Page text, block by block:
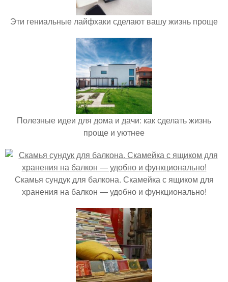
Эти гениальные лайфхаки сделают вашу жизнь проще
Полезные идеи для дома и дачи: как сделать жизнь
проще и уютнее
Скамья сундук для балкона. Скамейка с ящиком для
хранения на балкон — удобно и функционально!